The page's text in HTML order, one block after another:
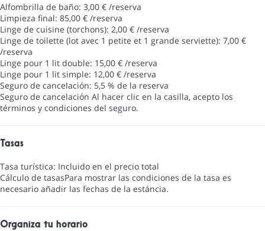
Alfombrilla de baño: 3,00 € /reserva
Limpieza final: 85,00 € /reserva
Linge de cuisine (torchons): 2,00 € /reserva
Linge de toilette (lot avec 1 petite et 1 grande serviette): 7,00 €
/reserva
Linge pour 1 lit double: 15,00 € /reserva
Linge pour 1 lit simple: 12,00 € /reserva
Seguro de cancelación: 5,5 % de la reserva
Seguro de cancelación Al hacer clic en la casilla, acepto los
términos y condiciones del seguro.
Tasas
Tasa turística: Incluido en el precio total
Cálculo de tasasPara mostrar las condiciones de la tasa es
necesario añadir las fechas de la estáncia.
Organiza tu horario